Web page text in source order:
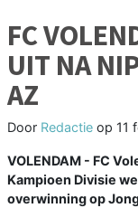
FC
UIT NA
AZ
Door Redactie op 11
VOLENDAM - FC
Kampioen Divisie
overwinning op